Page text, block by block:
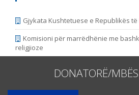
Gjykata Kushtetuese e Republikës
Komisioni për marrëdhënie me
religjioze
DONATORË/